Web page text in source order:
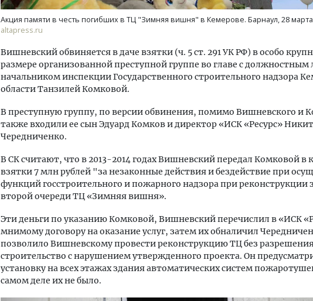
Акция памяти в честь погибших в ТЦ "Зимняя вишня" в Кемерове. Барнаул, 28 марта
altapress.ru
Вишневский обвиняется в даче взятки (ч. 5 ст. 291 УК РФ) в особо
размере организованной преступной группе во главе с
начальником инспекции Государственного строительного надзора
области Танзилей Комковой.
В преступную группу, по версии обвинения, помимо Вишневского и
также входили ее сын Эдуард Комков и директор «ИСК «Ресурс»
Чередниченко.
В СК считают, что в 2013-2014 годах Вишневский передал Комковой в
взятки 7 млн рублей "за незаконные действия и бездействие при
функций госстроительного и пожарного надзора при реконструкции
второй очереди ТЦ «Зимняя вишня».
Эти деньги по указанию Комковой, Вишневский перечислил в «ИСК
мнимому договору на оказание услуг, затем их обналичил
позволило Вишневскому провести реконструкцию ТЦ без
строительство с нарушением утвержденного проекта. Он
установку на всех этажах здания автоматических систем
самом деле их не было.
СТРОИТЕЛЬСТВО
СТРОИТЕЛЬСТВО